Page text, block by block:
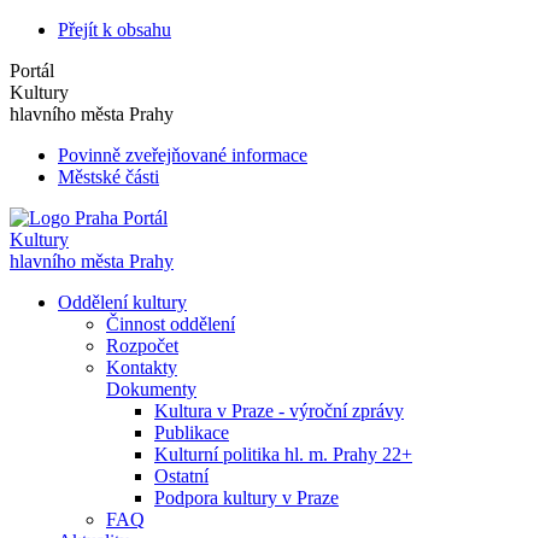
Přejít k obsahu
Portál
Kultury
hlavního města Prahy
Povinně zveřejňované informace
Městské části
Portál
Kultury
hlavního města Prahy
Oddělení kultury
Činnost oddělení
Rozpočet
Kontakty
Dokumenty
Kultura v Praze - výroční zprávy
Publikace
Kulturní politika hl. m. Prahy 22+
Ostatní
Podpora kultury v Praze
FAQ